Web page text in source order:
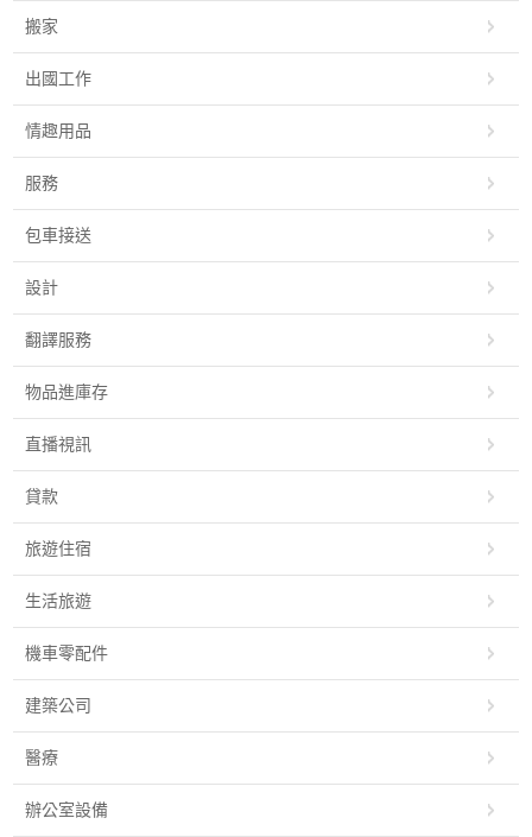
搬家
出國工作
情趣用品
服務
包車接送
設計
翻譯服務
物品進庫存
直播視訊
貸款
旅遊住宿
生活旅遊
機車零配件
建築公司
醫療
辦公室設備